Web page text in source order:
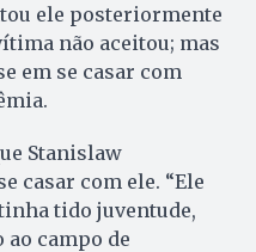
ele posteriormente
não aceitou; mas
em se casar com
Stanislaw
casar com ele. “Ele
tido juventude,
campo de